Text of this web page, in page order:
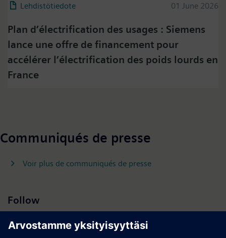
Lehdistötiedote 01 June 2026
Plan d’électrification des usages : Siemens
lance une offre de financement pour
accélérer l’électrification des poids lourds en
France
Please click on "Accept" if you wish to see twitter
transmitted to, and processed by, twitter.
Please check twitter's data privacy policy for further
information.
Communiqués de presse
Voir plus de communiqués de presse
Follow